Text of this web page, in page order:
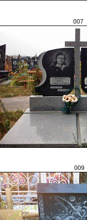
007
009